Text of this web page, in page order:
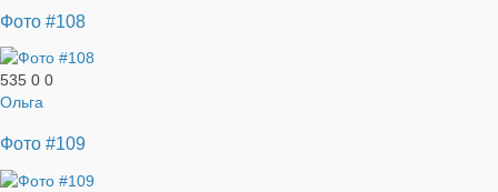
Фото #108
535 0 0
Ольга
Фото #109